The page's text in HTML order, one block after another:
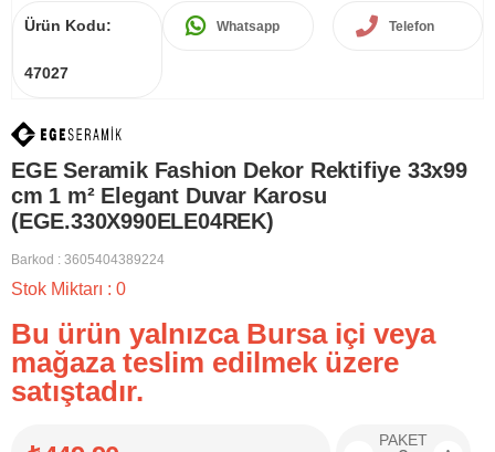
Ürün Kodu:
47027
Whatsapp Telefon
EGE Seramik Fashion Dekor Rektifiye 33x99
cm 1 m² Elegant Duvar Karosu
(EGE.330X990ELE04REK)
Barkod : 3605404389224
Stok Miktarı : 0
Bu ürün yalnızca Bursa içi veya
mağaza teslim edilmek üzere
satıştadır.
PAKET